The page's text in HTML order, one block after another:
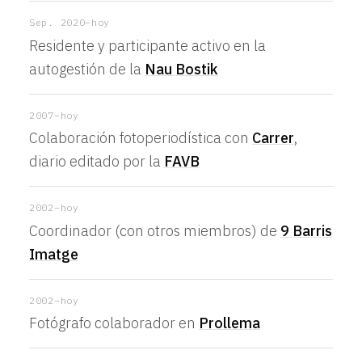
Sep. 2020–hoy
Residente y participante activo en la
autogestión de la Nau Bostik
2007–hoy
Colaboración fotoperiodística con Carrer,
diario editado por la FAVB
2002–hoy
Coordinador (con otros miembros) de 9 Barris
Imatge
2002–hoy
Fotógrafo colaborador en Prollema